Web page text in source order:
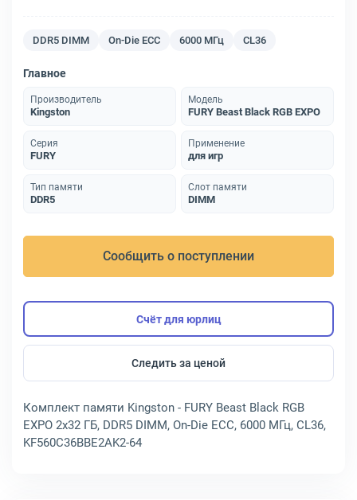
DDR5 DIMM On-Die ECC 6000 МГц CL36
Главное
Производитель
Kingston
Модель
FURY Beast Black RGB EXPO
Серия
FURY
Применение
для игр
Тип памяти
DDR5
Слот памяти
DIMM
Сообщить о поступлении
Счёт для юрлиц
Следить за ценой
Комплект памяти Kingston - FURY Beast Black RGB
EXPO 2х32 ГБ, DDR5 DIMM, On-Die ECC, 6000 МГц, CL36,
KF560C36BBE2AK2-64